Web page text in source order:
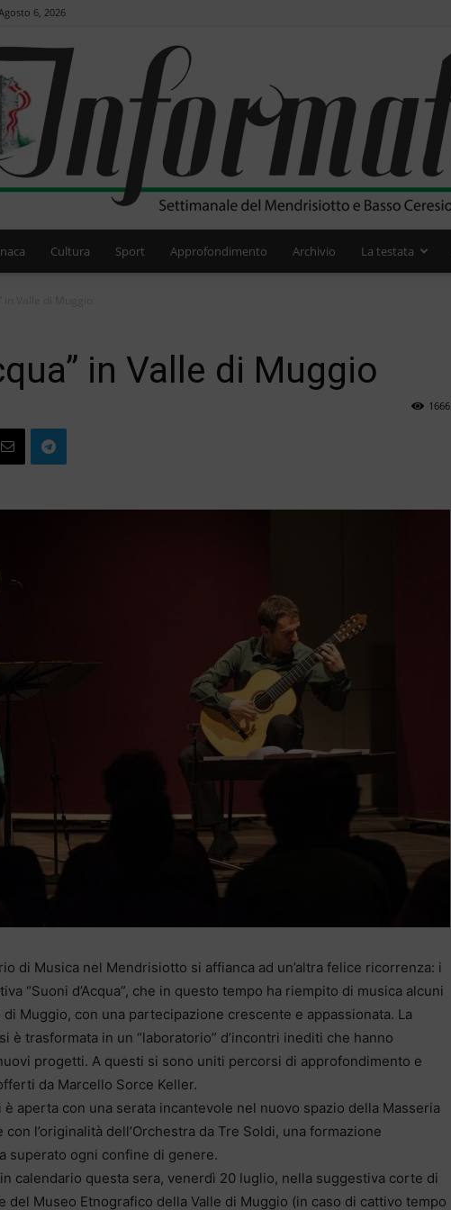
6, 2026
Cultura Sport Approfondimento Archivio La testata
in Valle di Muggio
1666
di Musica nel Mendrisiotto si affianca ad un’altra felice ricorrenza: i
“Suoni d’Acqua”, che in questo tempo ha riempito di musica alcuni
Muggio, con una partecipazione crescente e appassionata. La
è trasformata in un “laboratorio” d’incontri inediti che hanno
progetti. A questi si sono uniti percorsi di approfondimento e
da Marcello Sorce Keller.
è aperta con una serata incantevole nel nuovo spazio della Masseria
l’originalità dell’Orchestra da Tre Soldi, una formazione
superato ogni confine di genere.
calendario questa sera, venerdì 20 luglio, nella suggestiva corte di
del Museo Etnografico della Valle di Muggio (in caso di cattivo tempo